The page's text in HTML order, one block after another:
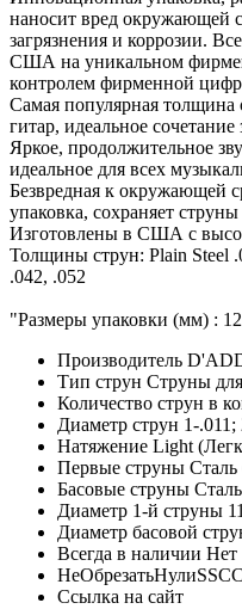
наносит вред окружающей
загрязнения и коррозии.
США на уникальном
контролем фирменной
Самая популярная толщина
гитар, идеальное
Яркое, продолжительное
идеальное для всех
Безвредная к окружающей
упаковка, сохраняет
Изготовлены в США с
Толщины струн: Plain Steel
.042, .052
"Размеры упаковки (мм) :
Производитель
Тип струн Струны
Количество струн в
Диаметр струн 1-
Натяжение Light
Первые струны Сталь
Басовые струны
Диаметр 1-й струны 11
Диаметр басовой
Всегда в наличии Нет
НеОбрезатьНулиSSCC
Ссылка на сайт